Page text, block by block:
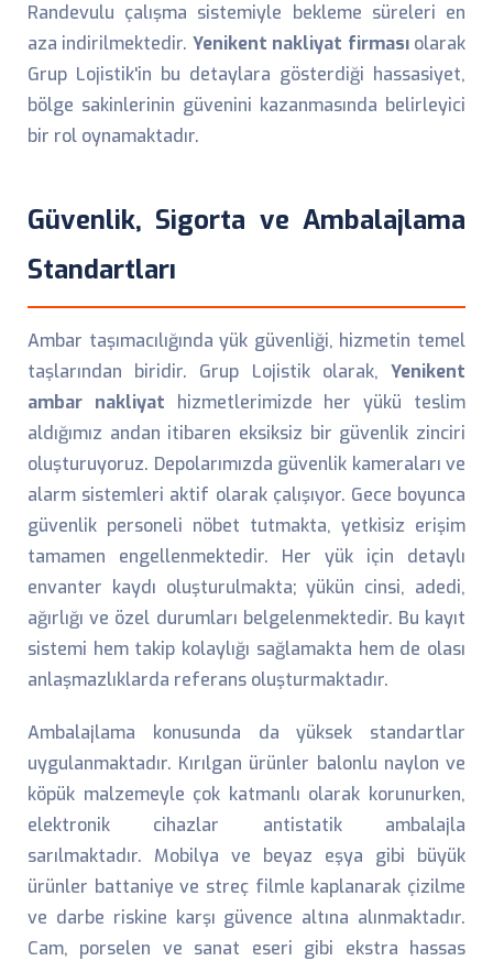
Randevulu çalışma sistemiyle bekleme süreleri en
aza indirilmektedir. Yenikent nakliyat firmasıolarak
Grup Lojistik'in bu detaylara gösterdiği hassasiyet,
bölge sakinlerinin güvenini kazanmasında belirleyici
bir rol oynamaktadır.
Güvenlik, Sigorta ve Ambalajlama
Standartları
Ambar taşımacılığında yük güvenliği, hizmetin temel
taşlarından biridir. Grup Lojistik olarak, Yenikent
ambar nakliyat hizmetlerimizde her yükü teslim
aldığımız andan itibaren eksiksiz bir güvenlik zinciri
oluşturuyoruz. Depolarımızda güvenlik kameraları ve
alarm sistemleri aktif olarak çalışıyor. Gece boyunca
güvenlik personeli nöbet tutmakta, yetkisiz erişim
tamamen engellenmektedir. Her yük için detaylı
envanter kaydı oluşturulmakta; yükün cinsi, adedi,
ağırlığı ve özel durumları belgelenmektedir. Bu kayıt
sistemi hem takip kolaylığı sağlamakta hem de olası
anlaşmazlıklarda referans oluşturmaktadır.
Ambalajlama konusunda da yüksek standartlar
uygulanmaktadır. Kırılgan ürünler balonlu naylon ve
köpük malzemeyle çok katmanlı olarak korunurken,
elektronik cihazlar antistatik ambalajla
sarılmaktadır. Mobilya ve beyaz eşya gibi büyük
ürünler battaniye ve streç filmle kaplanarak çizilme
ve darbe riskine karşı güvence altına alınmaktadır.
Cam, porselen ve sanat eseri gibi ekstra hassas